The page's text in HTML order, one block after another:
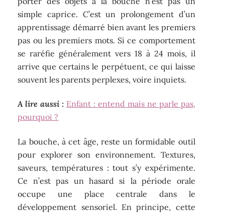
simple caprice. C’est un prolongement d’un
apprentissage démarré bien avant les premiers
pas ou les premiers mots. Si ce comportement
se raréfie généralement vers 18 à 24 mois, il
arrive que certains le perpétuent, ce qui laisse
souvent les parents perplexes, voire inquiets.
A lire aussi : Enfant : entend mais ne parle pas,
pourquoi ?
La bouche, à cet âge, reste un formidable outil
pour explorer son environnement. Textures,
saveurs, températures : tout s’y expérimente.
Ce n’est pas un hasard si la période orale
occupe une place centrale dans le
développement sensoriel. En principe, cette